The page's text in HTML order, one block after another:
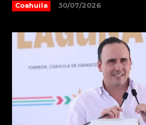
Coahuila 30/07/2026